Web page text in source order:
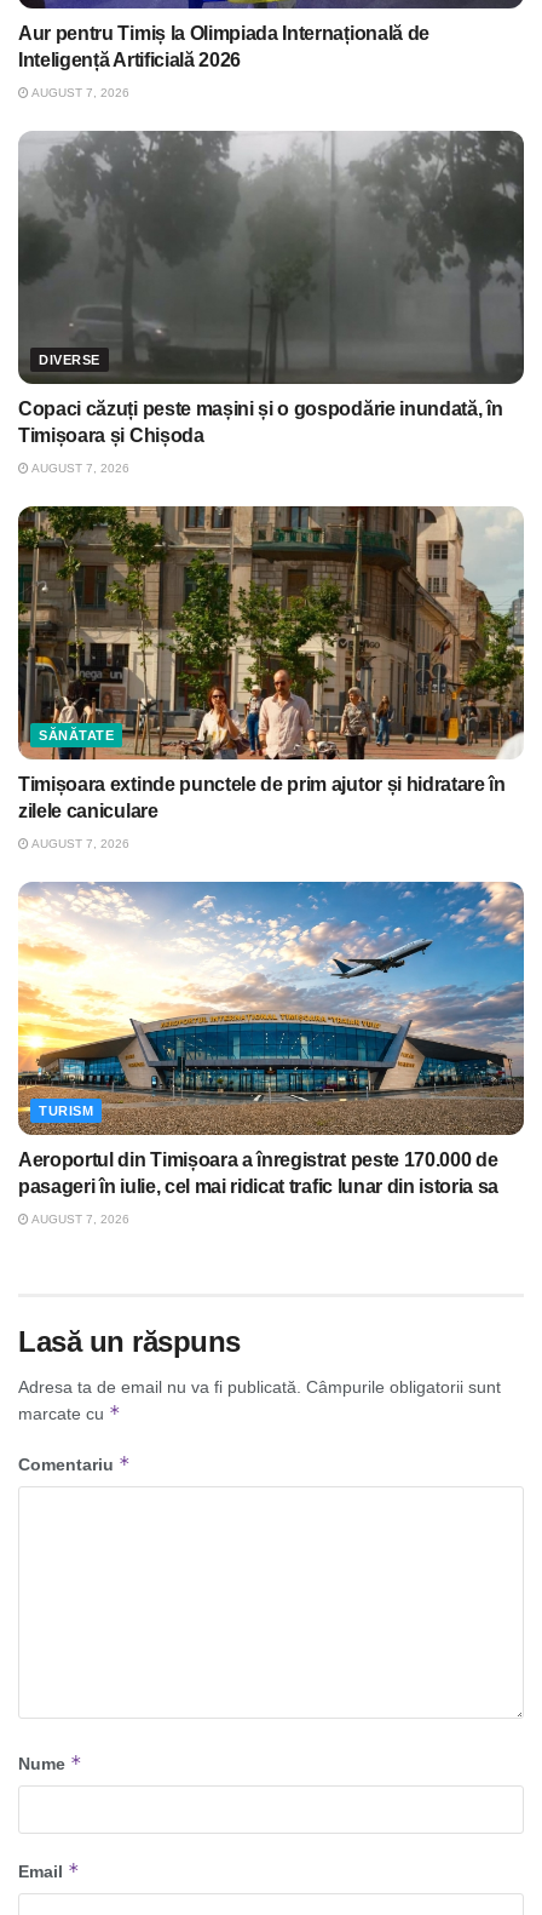
Aur pentru Timiș la Olimpiada Internațională de
Inteligență Artificială 2026
AUGUST 7, 2026
DIVERSE
Copaci căzuți peste mașini și o gospodărie inundată, în
Timișoara și Chișoda
AUGUST 7, 2026
SĂNĂTATE
Timișoara extinde punctele de prim ajutor și hidratare în
zilele caniculare
AUGUST 7, 2026
TURISM
Aeroportul din Timișoara a înregistrat peste 170.000 de
pasageri în iulie, cel mai ridicat trafic lunar din istoria sa
AUGUST 7, 2026
Lasă un răspuns
Adresa ta de email nu va fi publicată. Câmpurile obligatorii sunt
marcate cu *
Comentariu *
Nume *
Email *